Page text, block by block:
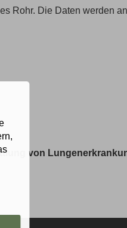
Rohr. Die Daten werden
von